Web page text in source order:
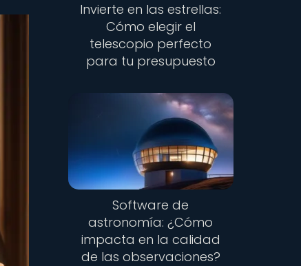
Invierte en las estrellas:
Cómo elegir el
telescopio perfecto
para tu presupuesto
Software de
astronomía: ¿Cómo
impacta en la calidad
de las observaciones?